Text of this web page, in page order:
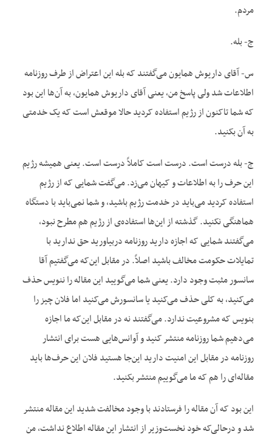
مردم.
ج- بله.
س- آقای داریوش همایون می‌گفتند که بله این اعتراض از طرف روزنامه
اطلاعات شد ولی پاسخ من، یعنی آقای داریوش همایون، به آن‌ها این بود
که شما تاکنون از رژیم استفاده کردید حالا موقعش است که یک خدمتی
به آن بکنید.
ج- بله درست است. درست است کاملاً درست است. یعنی همیشه رژیم
این حرف را به اطلاعات و کیهان می‌زد. می‌گفت شمایی که از رژیم
استفاده کردید می‌باید در خدمت رژیم باشید، و شما نمی‌باید با دستگاه
هماهنگی نکنید. گذشته از این‌ها استفاده‌ی از رژیم هم مطرح نبود،
می‌گفتند شمایی که اجازه دارید روزنامه دربیاورید حق ندارید با
تمایلات حکومت مخالف باشید اصلاً. در مقابل این‌که می‌گفتیم آقا
سانسور مثبت وجود دارد. یعنی شما می‌گویید این مقاله را ننویس حذف
می‌کنید، به کلی حذف می‌کنید یا سانسورش می‌کنید اما فلان چیز را
بنویس که مشروعیت ندارد. می‌گفتند نه در مقابل این‌که ما اجازه
می‌دهیم شما روزنامه منتشر کنید و آوانس‌هایی هست برای انتشار
روزنامه در مقابل این امنیت دارید این‌جا هستید فلان این حرف‌ها باید
مقاله‌ای را هم که ما می‌گوییم منتشر بکنید.
این بود که آن مقاله را فرستادند با وجود مخالفت شدید این مقاله منتشر
شد و درحالی‌که خود نخست‌وزیر از انتشار این مقاله اطلاع نداشت، من